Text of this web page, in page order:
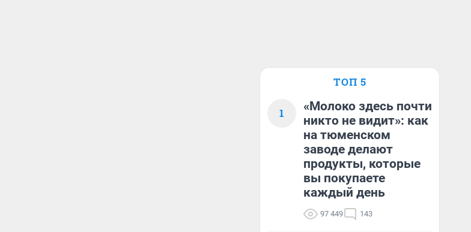
ТОП 5
1
«Молоко здесь почти
никто не видит»: как
на тюменском
заводе делают
продукты, которые
вы покупаете
каждый день
97 449 143